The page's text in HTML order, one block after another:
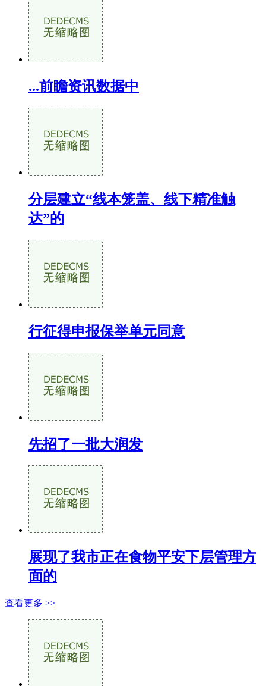
...前瞻资讯数据中
分层建立“线本笼盖、线下精准触
达”的
行征得申报保举单元同意
先招了一批大润发
展现了我市正在食物平安下层管理方
面的
查看更多 >>